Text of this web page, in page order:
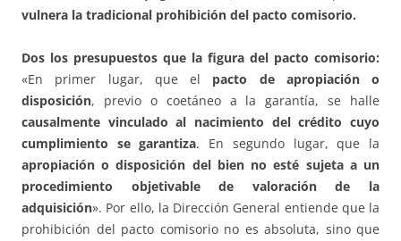
vulnera la tradicional prohibición del pacto comisorio.
Dos los presupuestos que la figura del pacto comisorio:
«En primer lugar, que el pacto de apropiación o
disposición, previo o coetáneo a la garantía, se halle
causalmente vinculado al nacimiento del crédito cuyo
cumplimiento se garantiza. En segundo lugar, que la
apropiación o disposición del bien no esté sujeta a un
procedimiento objetivable de valoración de la
adquisición». Por ello, la Dirección General entiende que la
prohibición del pacto comisorio no es absoluta, sino que